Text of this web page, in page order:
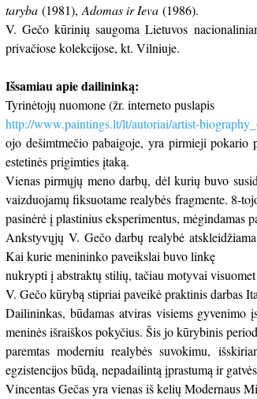
taryba(1981), Adomas ir Ieva(1986).
V. Gečo kūrinių saugoma Lietuvos
privačiose kolekcijose, kt. Vilniuje.
Išsamiau apie dailininką:
Tyrinėtojų nuomone (žr. interneto puslapis
http://www.paintings.lt/lt/autoriai/artist-
ojo dešimtmečio pabaigoje, yra pirmieji
estetinės prigimties įtaką.
Vienas pirmųjų meno darbų, dėl kurių buvo
vaizduojamų fiksuotame realybės fragmente. 8-
pasinėrė į plastinius eksperimentus, mėgindamas
Ankstyvųjų V. Gečo darbų realybė
Kai kurie menininko paveikslai buvo linkę
nukrypti į abstraktų stilių, tačiau motyvai
V. Gečo kūrybą stipriai paveikė praktinis darbas
Dailininkas, būdamas atviras visiems
meninės išraiškos pokyčius. Šis jo kūrybinis
paremtas moderniu realybės suvokimu,
egzistencijos būdą, nepadailintą įprastumą ir
Vincentas Gečas yra vienas iš kelių Modernaus